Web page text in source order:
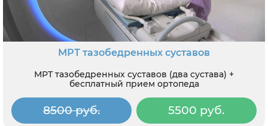
МРТ тазобедренных суставов
МРТ тазобедренных суставов (два сустава) +
бесплатный прием ортопеда
8500 руб. 5500 руб.